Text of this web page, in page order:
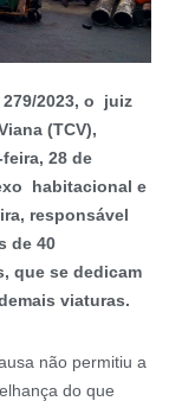
2023, o juiz
(TCV),
28 de
habitacional e
responsável
de 40
que se dedicam
viaturas.
não permitiu a
do que